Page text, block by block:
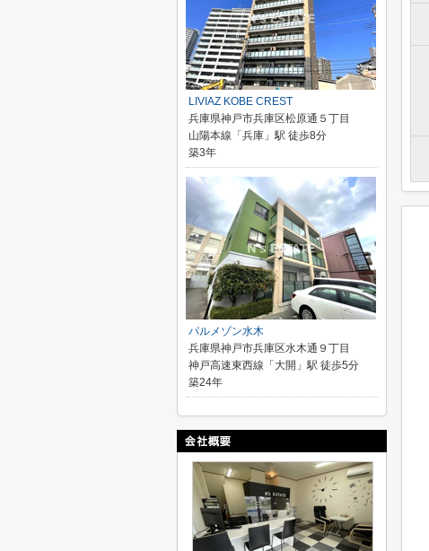
LIVIAZ KOBE CREST
兵庫県神戸市兵庫区松原通５丁目
山陽本線「兵庫」駅 徒歩8分
築3年
パルメゾン水木
兵庫県神戸市兵庫区水木通９丁目
神戸高速東西線「大開」駅 徒歩5分
築24年